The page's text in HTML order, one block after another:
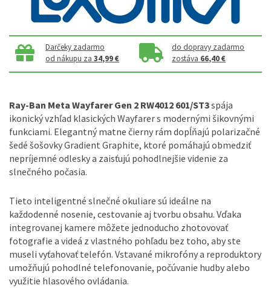
Darčeky zadarmo
od nákupu za34,99 €
do dopravy zadarmo
zostáva 66,40 €
Ray-Ban Meta Wayfarer Gen 2 RW4012 601/ST3spája
ikonický vzhľad klasických Wayfarer s modernými šikovnými
funkciami. Elegantný matne čierny rám dopĺňajú polarizačné
šedé šošovky Gradient Graphite, ktoré pomáhajú obmedziť
nepríjemné odlesky a zaisťujú pohodlnejšie videnie za
slnečného počasia.
Tieto inteligentné slnečné okuliare sú ideálne na
každodenné nosenie, cestovanie aj tvorbu obsahu. Vďaka
integrovanej kamere môžete jednoducho zhotovovať
fotografie a videá z vlastného pohľadu bez toho, aby ste
museli vyťahovať telefón. Vstavané mikrofóny a reproduktory
umožňujú pohodlné telefonovanie, počúvanie hudby alebo
využitie hlasového ovládania.